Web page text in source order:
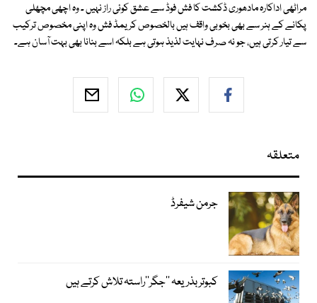
مراٹھی اداکارہ مادھوری ڈکشت کا فش فوڈ سے عشق کوئی راز نہیں ۔ وہ اچھی مچھلی
پکانے کے ہنر سے بھی بخوبی واقف ہیں بالخصوص کریمڈ فش وہ اپنی مخصوص ترکیب
سے تیار کرتی ہیں، جو نہ صرف نہایت لذیذ ہوتی ہے بلکہ اسے بنانا بھی بہت آسان ہے۔
متعلقہ
جرمن شیفرڈ
کبوتر بذریعہ ’’جگر‘‘راستہ تلاش کرتے ہیں